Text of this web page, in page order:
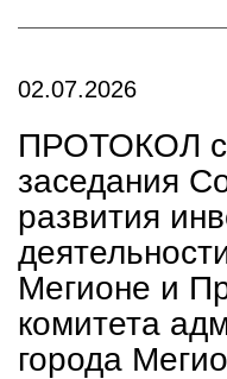
02.07.2026
ПРОТОКОЛ
заседания
развития
Мегионе и
комитета
города